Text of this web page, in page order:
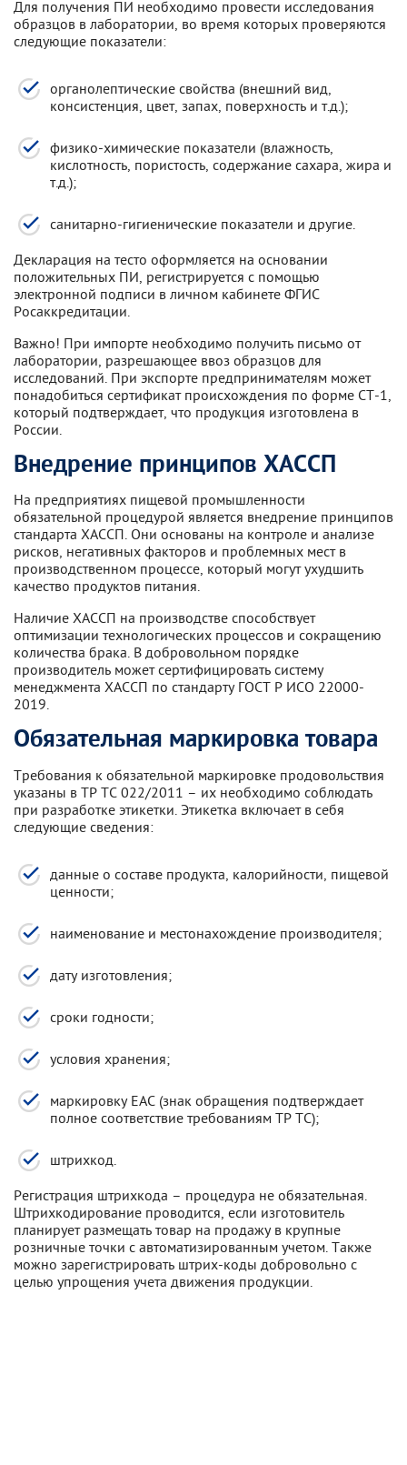
Для получения ПИ необходимо провести исследования
образцов в лаборатории, во время которых проверяются
следующие показатели:
органолептические свойства (внешний вид,
консистенция, цвет, запах, поверхность и т.д.);
физико-химические показатели (влажность,
кислотность, пористость, содержание сахара, жира и
т.д.);
санитарно-гигиенические показатели и другие.
Декларация на тесто оформляется на основании
положительных ПИ, регистрируется с помощью
электронной подписи в личном кабинете ФГИС
Росаккредитации.
Важно! При импорте необходимо получить письмо от
лаборатории, разрешающее ввоз образцов для
исследований. При экспорте предпринимателям может
понадобиться сертификат происхождения по форме СТ-1,
который подтверждает, что продукция изготовлена в
России.
Внедрение принципов ХАССП
На предприятиях пищевой промышленности
обязательной процедурой является внедрение принципов
стандарта ХАССП. Они основаны на контроле и анализе
рисков, негативных факторов и проблемных мест в
производственном процессе, который могут ухудшить
качество продуктов питания.
Наличие ХАССП на производстве способствует
оптимизации технологических процессов и сокращению
количества брака. В добровольном порядке
производитель может сертифицировать систему
менеджмента ХАССП по стандарту ГОСТ Р ИСО 22000-
2019.
Обязательная маркировка товара
Требования к обязательной маркировке продовольствия
указаны в ТР ТС 022/2011 – их необходимо соблюдать
при разработке этикетки. Этикетка включает в себя
следующие сведения:
данные о составе продукта, калорийности, пищевой
ценности;
наименование и местонахождение производителя;
дату изготовления;
сроки годности;
условия хранения;
маркировку ЕАС (знак обращения подтверждает
полное соответствие требованиям ТР ТС);
штрихкод.
Регистрация штрихкода – процедура не обязательная.
Штрихкодирование проводится, если изготовитель
планирует размещать товар на продажу в крупные
розничные точки с автоматизированным учетом. Также
можно зарегистрировать штрих-коды добровольно с
целью упрощения учета движения продукции.